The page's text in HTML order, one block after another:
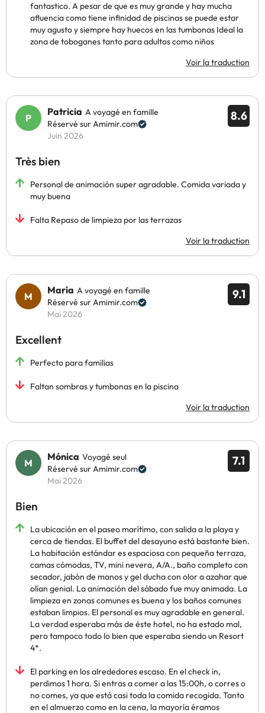
fantastico. A pesar de que es muy grande y hay mucha
afluencia como tiene infinidad de piscinas se puede estar
muy agusto y siempre hay huecos en las tumbonas Ideal la
zona de toboganes tanto para adultos como niños
Voir la traduction
8.6
Patricia A voyagé en famille
Réservé sur Amimir.com
Juin 2026
Très bien
Personal de animación super agradable. Comida variada y
muy buena
Falta Repaso de limpieza por las terrazas
Voir la traduction
9.1
María A voyagé en famille
Réservé sur Amimir.com
Mai 2026
Excellent
Perfecto para familias
Faltan sombras y tumbonas en la piscina
Voir la traduction
7.1
Mónica Voyagé seul
Réservé sur Amimir.com
Mai 2026
Bien
La ubicación en el paseo marítimo, con salida a la playa y
cerca de tiendas. El buffet del desayuno está bastante bien.
La habitación estándar es espaciosa con pequeña terraza,
camas cómodas, TV, mini nevera, A/A., baño completo con
secador, jabón de manos y gel ducha con olor a azahar que
olían genial. La animación del sábado fue muy animada. La
limpieza en zonas comunes es buena y los baños comunes
estaban limpios. El personal es muy agradable en general.
La verdad esperaba más de éste hotel, no ha estado mal,
pero tampoco todo lo bien que esperaba siendo un Resort
4*.
El parking en los alrededores escaso. En el check in,
perdimos 1 hora. Si entras a comer a las 15:00h, o corres o
no comes, ya que está casi toda la comida recogida. Tanto
en el almuerzo como en la cena, la mayoría éramos